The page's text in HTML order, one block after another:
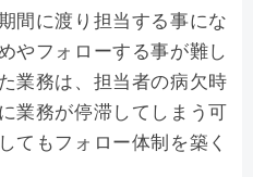
間に渡り担当する事にな
やフォローする事が難し
業務は、担当者の病欠時
業務が停滞してしまう可
てもフォロー体制を築く